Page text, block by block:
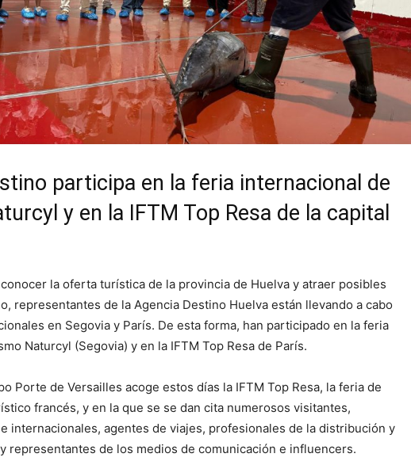
participa en la feria internacional de
y en la IFTM Top Resa de la capital
la oferta turística de la provincia de Huelva y atraer posibles
representantes de la Agencia Destino Huelva están llevando a cabo
en Segovia y París. De esta forma, han participado en la feria
Naturcyl (Segovia) y en la IFTM Top Resa de París.
Porte de Versailles acoge estos días la IFTM Top Resa, la feria de
francés, y en la que se se dan cita numerosos visitantes,
internacionales, agentes de viajes, profesionales de la distribución y
representantes de los medios de comunicación e influencers.